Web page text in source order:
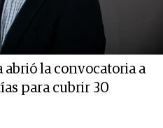
la convocatoria a
para cubrir 30